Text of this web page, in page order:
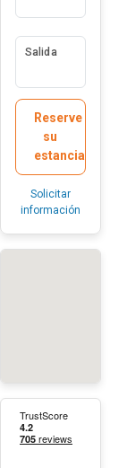
Salida
Reserve
su
estancia
Solicitar
información